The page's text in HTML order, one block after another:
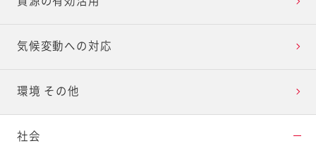
気候変動への対応
環境 その他
社会